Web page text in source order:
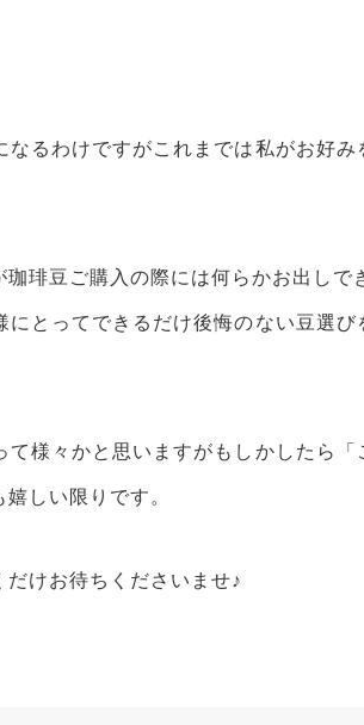
るわけですがこれまでは私がお好
琲豆ご購入の際には何らかお出しで
とってできるだけ後悔のない豆選
様々かと思いますがもしかしたら
しい限りです。
けお待ちくださいませ♪